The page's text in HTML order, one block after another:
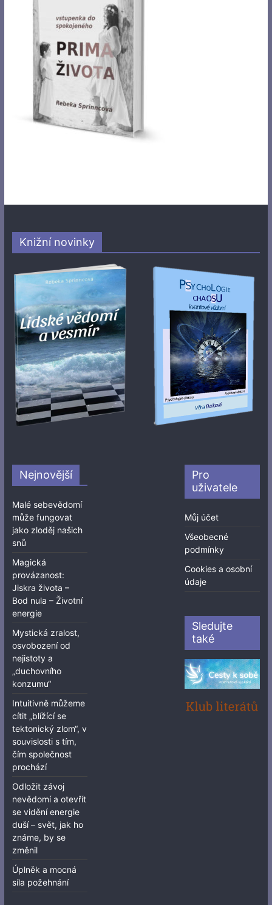
Knižní novinky
Nejnovější
Malé sebevědomí
může fungovat
jako zloděj našich
snů
Magická
provázanost:
Jiskra života –
Bod nula – Životní
energie
Mystická zralost,
osvobození od
nejistoty a
„duchovního
konzumu“
Intuitivně můžeme
cítit „blížící se
tektonický zlom“, v
souvislosti s tím,
čím společnost
prochází
Odložit závoj
nevědomí a otevřít
se vidění energie
duší – svět, jak ho
známe, by se
změnil
Úplněk a mocná
síla požehnání
Pro
uživatele
Můj účet
Všeobecné
podmínky
Cookies a osobní
údaje
Sledujte
také